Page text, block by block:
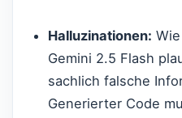
Halluzinationen:
Gemini 2.5 Flash
sachlich falsche
Generierter Code